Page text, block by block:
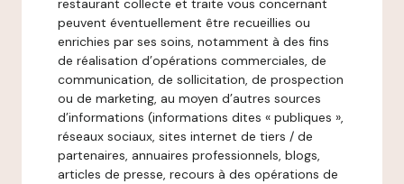
restaurant collecte et traite vous concernant
peuvent éventuellement être recueillies ou
enrichies par ses soins, notamment à des fins
de réalisation d’opérations commerciales, de
communication, de sollicitation, de prospection
ou de marketing, au moyen d’autres sources
d’informations (informations dites « publiques »,
réseaux sociaux, sites internet de tiers / de
partenaires, annuaires professionnels, blogs,
articles de presse, recours à des opérations de